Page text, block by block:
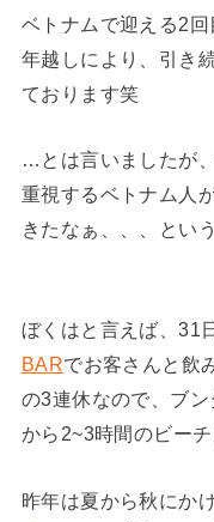
ベトナムで迎える2
年越しにより、引き
ております笑
…とは言いましたが
重視するベトナム人
きたなぁ、、、とい
ぼくはと言えば、31
BARでお客さんと飲
の3連休なので、ブ
から2~3時間のビー
昨年は夏から秋にかけ